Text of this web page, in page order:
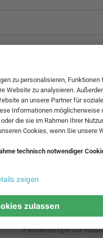
Beliebte Leuchten
Pendellampe für